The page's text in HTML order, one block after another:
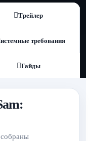
Трейлер
требования
Гайды
собраны